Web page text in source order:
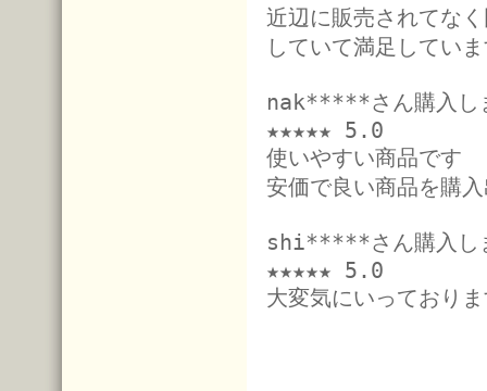
近辺に販売されてな
していて満足してい
nak*****さん購入し
★★★★★ 5.0
使いやすい商品です
安価で良い商品を購
shi*****さん購入し
★★★★★ 5.0
大変気にいっており